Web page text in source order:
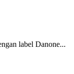
label Danone...